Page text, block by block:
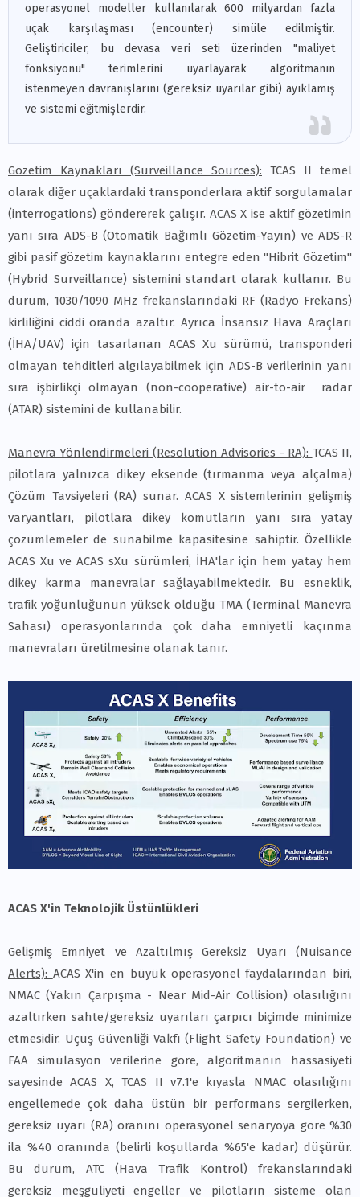
operasyonel modeller kullanılarak 600 milyardan fazla
uçak karşılaşması (encounter) simüle edilmiştir.
Geliştiriciler, bu devasa veri seti üzerinden "maliyet
fonksiyonu" terimlerini uyarlayarak algoritmanın
istenmeyen davranışlarını (gereksiz uyarılar gibi) ayıklamış
ve sistemi eğitmişlerdir.
Gözetim Kaynakları (Surveillance Sources): TCAS II temel
olarak diğer uçaklardaki transponderlara aktif sorgulamalar
(interrogations) göndererek çalışır. ACAS X ise aktif gözetimin
yanı sıra ADS-B (Otomatik Bağımlı Gözetim-Yayın) ve ADS-R
gibi pasif gözetim kaynaklarını entegre eden "Hibrit Gözetim"
(Hybrid Surveillance) sistemini standart olarak kullanır. Bu
durum, 1030/1090 MHz frekanslarındaki RF (Radyo Frekans)
kirliliğini ciddi oranda azaltır. Ayrıca İnsansız Hava Araçları
(İHA/UAV) için tasarlanan ACAS Xu sürümü, transponderi
olmayan tehditleri algılayabilmek için ADS-B verilerinin yanı
sıra işbirlikçi olmayan (non-cooperative) air-to-air radar
(ATAR) sistemini de kullanabilir.
Manevra Yönlendirmeleri (Resolution Advisories - RA): TCAS II,
pilotlara yalnızca dikey eksende (tırmanma veya alçalma)
Çözüm Tavsiyeleri (RA) sunar. ACAS X sistemlerinin gelişmiş
varyantları, pilotlara dikey komutların yanı sıra yatay
çözümlemeler de sunabilme kapasitesine sahiptir. Özellikle
ACAS Xu ve ACAS sXu sürümleri, İHA'lar için hem yatay hem
dikey karma manevralar sağlayabilmektedir. Bu esneklik,
trafik yoğunluğunun yüksek olduğu TMA (Terminal Manevra
Sahası) operasyonlarında çok daha emniyetli kaçınma
manevraları üretilmesine olanak tanır.
ACAS X'in Teknolojik Üstünlükleri
Gelişmiş Emniyet ve Azaltılmış Gereksiz Uyarı (Nuisance
Alerts): ACAS X'in en büyük operasyonel faydalarından biri,
NMAC (Yakın Çarpışma - Near Mid-Air Collision) olasılığını
azaltırken sahte/gereksiz uyarıları çarpıcı biçimde minimize
etmesidir. Uçuş Güvenliği Vakfı (Flight Safety Foundation) ve
FAA simülasyon verilerine göre, algoritmanın hassasiyeti
sayesinde ACAS X, TCAS II v7.1'e kıyasla NMAC olasılığını
engellemede çok daha üstün bir performans sergilerken,
gereksiz uyarı (RA) oranını operasyonel senaryoya göre %30
ila %40 oranında (belirli koşullarda %65'e kadar) düşürür.
Bu durum, ATC (Hava Trafik Kontrol) frekanslarındaki
gereksiz meşguliyeti engeller ve pilotların sisteme olan